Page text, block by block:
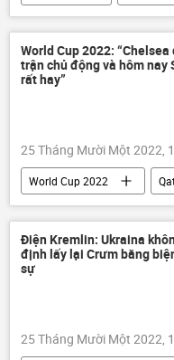
Công ty Việt Á
cán
World Cup 2022:
trận chủ động và hôm nay
rất hay”
25 Tháng Mười Một 2022,
World Cup 2022
mạng xã hội
thông
phản ứng
Điện Kremlin: Ukraina
định lấy lại Crưm bằng
sự
25 Tháng Mười Một 2022,